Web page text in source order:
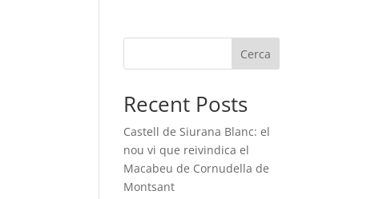
Cerca
Recent Posts
Castell de Siurana Blanc: el
nou vi que reivindica el
Macabeu de Cornudella de
Montsant